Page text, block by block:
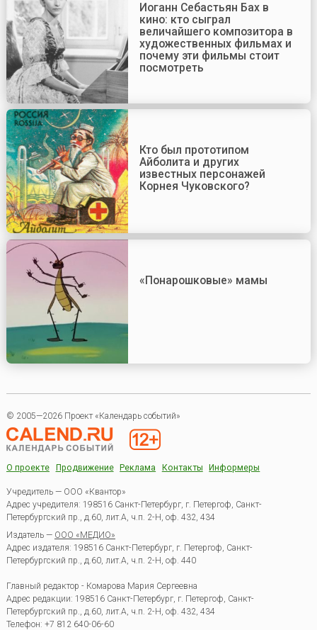
Иоганн Себастьян Бах в
кино: кто сыграл
величайшего композитора в
художественных фильмах и
почему эти фильмы стоит
посмотреть
Кто был прототипом
Айболита и других
известных персонажей
Корнея Чуковского?
«Понарошковые» мамы
© 2005—2026 Проект «Календарь событий»
О проекте Продвижение Реклама Контакты Информеры
Учредитель — ООО «Квантор»
Адрес учредителя: 198516 Санкт-Петербург, г. Петергоф, Санкт-
Петербургский пр., д.60, лит.А, ч.п. 2-Н, оф. 432, 434
Издатель — ООО «МЕДИО»
Адрес издателя: 198516 Санкт-Петербург, г. Петергоф, Санкт-
Петербургский пр., д.60, лит.А, ч.п. 2-Н, оф. 440
Главный редактор - Комарова Мария Сергеевна
Адрес редакции: 198516 Санкт-Петербург, г. Петергоф, Санкт-
Петербургский пр., д.60, лит.А, ч.п. 2-Н, оф. 432, 434
Телефон: +7 812 640-06-60